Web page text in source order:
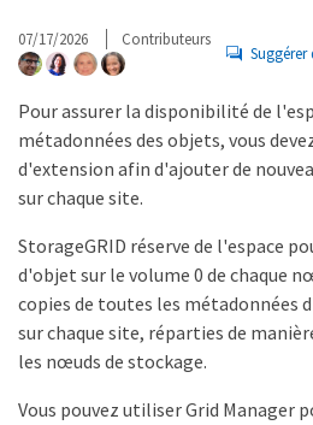
07/17/2026 Contributeurs
Pour assurer la disponibilité de
métadonnées des objets, vous
d'extension afin d'ajouter de
sur chaque site.
StorageGRID réserve de l'espace
d'objet sur le volume 0 de chaque
copies de toutes les métadonnées
sur chaque site, réparties de
les nœuds de stockage.
Vous pouvez utiliser Grid Manager